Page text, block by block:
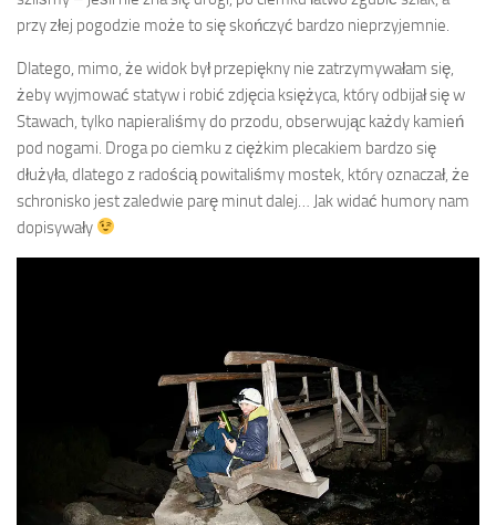
przy złej pogodzie może to się skończyć bardzo nieprzyjemnie.
Dlatego, mimo, że widok był przepiękny nie zatrzymywałam się,
żeby wyjmować statyw i robić zdjęcia księżyca, który odbijał się w
Stawach, tylko napieraliśmy do przodu, obserwując każdy kamień
pod nogami. Droga po ciemku z ciężkim plecakiem bardzo się
dłużyła, dlatego z radością powitaliśmy mostek, który oznaczał, że
schronisko jest zaledwie parę minut dalej… Jak widać humory nam
dopisywały